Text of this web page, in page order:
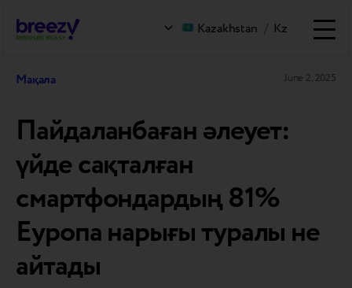
Kazakhstan / Kz
Мақала June 2, 2025
Пайдаланбаған әлеует:
үйде сақталған
смартфондардың 81%
Еуропа нарығы туралы не
айтады